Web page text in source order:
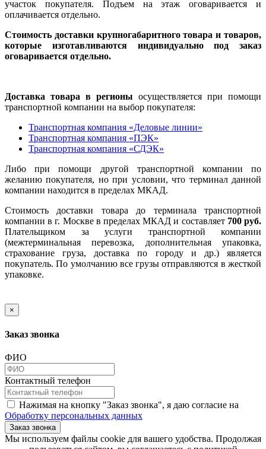
участок покупателя. Подъем на этаж оговаривается и
оплачивается отдельно.
Стоимость доставки крупногабаритного товара и товаров,
которые изготавливаются индивидуально под заказ
оговаривается отдельно.
Доставка товара в регионы осуществляется при помощи
транспортной компании на выбор покупателя:
Транспортная компания «Деловые линии»
Транспортная компания «ПЭК»
Транспортная компания «СДЭК»
Либо при помощи другой транспортной компании по
желанию покупателя, но при условии, что терминал данной
компании находится в пределах МКАД.
Стоимость доставки товара до терминала транспортной
компании в г. Москве в пределах МКАД и составляет 700 руб.
Плательщиком за услуги транспортной компании
(межтерминальная перевозка, дополнительная упаковка,
страхование груза, доставка по городу и др.) является
покупатель. По умолчанию все грузы отправляются в жесткой
упаковке.
×
Заказ звонка
ФИО
Контактный телефон
Нажимая на кнопку "Заказ звонка", я даю согласие на
Обработку персональных данных
Заказ звонка
​​​​​​​Мы используем файлы cookie для вашего удобства. Продолжая